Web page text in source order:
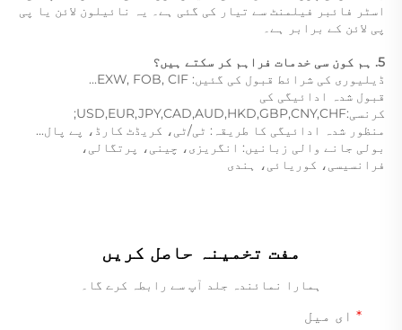
پی لائن کے برابر ہے۔
5. ہم کون سی خدمات فراہم کر سکتے ہیں؟
ڈیلیوری کی شرائط قبول کی گئیں: EXW, FOB, CIF...
کرنسی:USD,EUR,JPY,CAD,AUD,HKD,GBP,CNY,CHF;
منظور شدہ ادائیگی کا طریقہ: ٹی/ٹی، کریڈٹ کارڈ، پے پال...
فرانسیسی، کوریائی، ہندی
مفت تخمینہ حاصل کریں
ہمارا نمائندہ جلد آپ سے رابطہ کرے گا۔
ای میل